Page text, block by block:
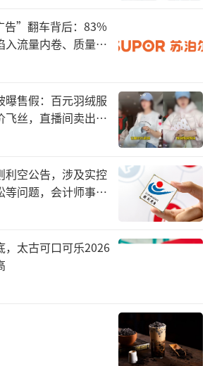
不多了，最后这份工作想回到
，希望有机会给中国的企业锦
消息引发业内广泛关注。主要
称得上是在研发领域做到全球
位的华人科学家。
术成果颇为丰富，其在Nature
尖学术期刊共发表了超过260篇
数超过94000次。
军一系列研究为免疫学和肿瘤
个关键的药物靶点，如胸腺基
等，推动了多个领域的临床
告”翻车背后：83%
入流量内卷、质量频
售假：百元羽绒服
飞丝，直播间卖出超
利空公告，涉及实控
等问题，会计师事务
”
，太古可口可乐2026